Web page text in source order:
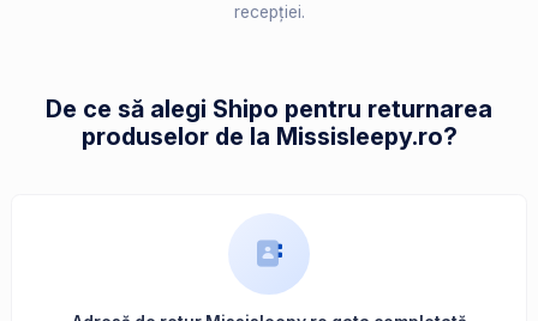
recepției.
De ce să alegi Shipo pentru returnarea
produselor de la Missisleepy.ro?